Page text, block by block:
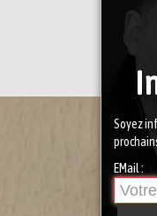
Soyez
EMail :